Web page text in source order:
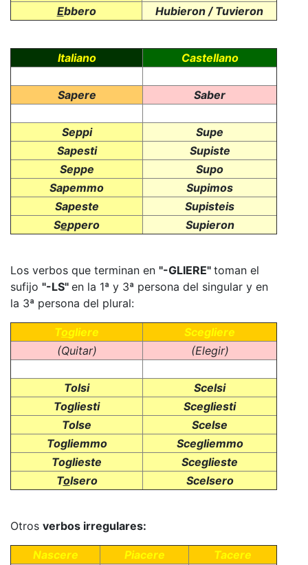
Ebbero Hubieron / Tuvieron
Italiano Castellano
Sapere Saber
Seppi
Supe
Sapesti
Supiste
Seppe
Supo
Sapemmo
Supimos
Sapeste
Supisteis
Seppero Supieron
Los verbos que terminan en "-GLIERE" toman el
sufijo "-LS" en la 1ª y 3ª persona del singular y en
la 3ª persona del plural:
Togliere
Scegliere
(Quitar)
(Elegir)
Tolsi
Scelsi
Togliesti
Scegliesti
Tolse
Scelse
Togliemmo
Scegliemmo
Toglieste
Sceglieste
Tolsero Scelsero
Otros verbos irregulares:
Nascere Piacere
Tacere